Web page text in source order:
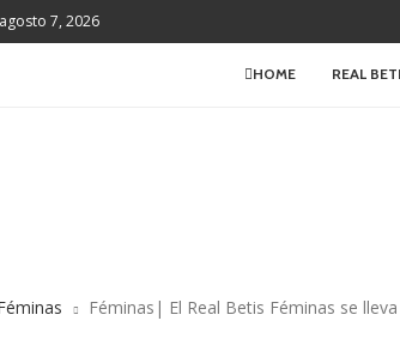
7, 2026
HOME REAL
Féminas| El Real Betis Féminas se